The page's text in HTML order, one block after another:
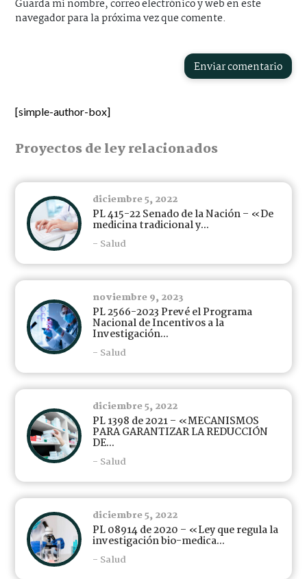
Guarda mi nombre, correo electrónico y web en este
navegador para la próxima vez que comente.
Enviar comentario
[simple-author-box]
Proyectos de ley relacionados
diciembre 5, 2022
PL 415-22 Senado de la Nación – «De
medicina tradicional y...
- Salud
noviembre 9, 2023
PL 2566-2023 Prevé el Programa
Nacional de Incentivos a la
Investigación...
- Salud
diciembre 5, 2022
PL 1398 de 2021 – «MECANISMOS
PARA GARANTIZAR LA REDUCCIÓN
DE...
- Salud
diciembre 5, 2022
PL 08914 de 2020 – «Ley que regula la
investigación bio-medica...
- Salud